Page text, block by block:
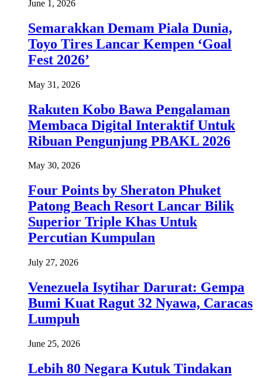
June 1, 2026
Semarakkan Demam Piala Dunia,
Toyo Tires Lancar Kempen ‘Goal
Fest 2026’
May 31, 2026
Rakuten Kobo Bawa Pengalaman
Membaca Digital Interaktif Untuk
Ribuan Pengunjung PBAKL 2026
May 30, 2026
Four Points by Sheraton Phuket
Patong Beach Resort Lancar Bilik
Superior Triple Khas Untuk
Percutian Kumpulan
July 27, 2026
Venezuela Isytihar Darurat: Gempa
Bumi Kuat Ragut 32 Nyawa, Caracas
Lumpuh
June 25, 2026
Lebih 80 Negara Kutuk Tindakan